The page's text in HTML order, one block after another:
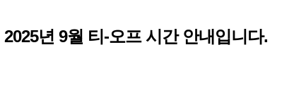
2025년 9월 티-오프시간 안내입니다.